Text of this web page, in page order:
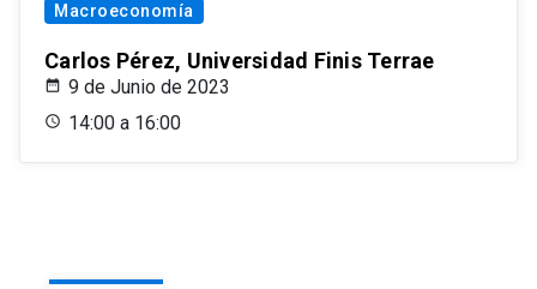
Macroeconomía
Carlos Pérez, Universidad Finis Terrae
9 de Junio de 2023
14:00 a 16:00